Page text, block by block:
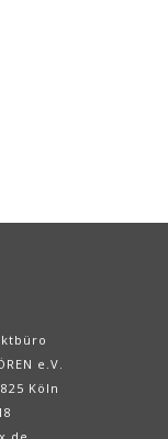
e.V.
Köln